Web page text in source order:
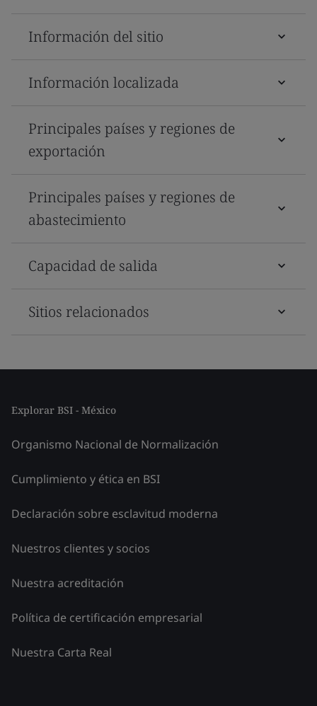
Información del sitio
Información localizada
Principales países y regiones de
exportación
Principales países y regiones de
abastecimiento
Capacidad de salida
Sitios relacionados
Explorar BSI - México
Organismo Nacional de Normalización
Cumplimiento y ética en BSI
Declaración sobre esclavitud moderna
Nuestros clientes y socios
Nuestra acreditación
Política de certificación empresarial
Nuestra Carta Real